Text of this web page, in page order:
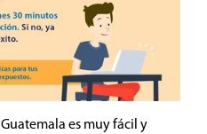
es muy fácil y